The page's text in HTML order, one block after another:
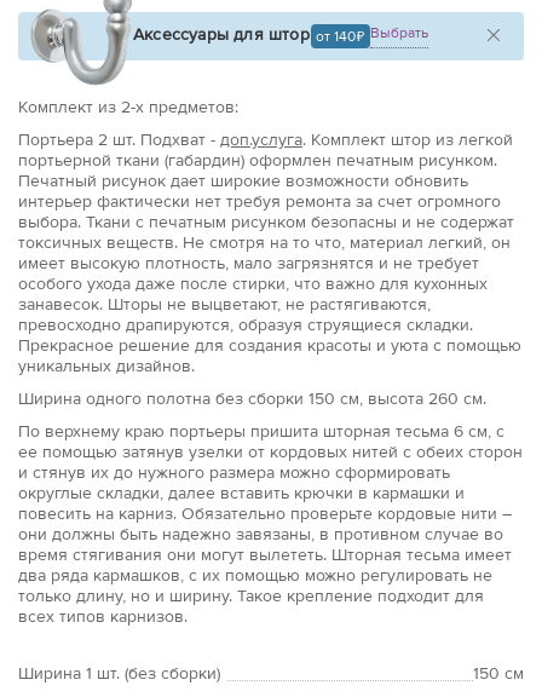
Аксессуары для штор от 140 Выбрать
Комплект из 2-х предметов:
Портьера 2 шт. Подхват - доп.услуга. Комплект штор из легкой
портьерной ткани (габардин) оформлен печатным рисунком.
Печатный рисунок дает широкие возможности обновить
интерьер фактически нет требуя ремонта за счет огромного
выбора. Ткани с печатным рисунком безопасны и не содержат
токсичных веществ. Не смотря на то что, материал легкий, он
имеет высокую плотность, мало загрязнятся и не требует
особого ухода даже после стирки, что важно для кухонных
занавесок. Шторы не выцветают, не растягиваются,
превосходно драпируются, образуя струящиеся складки.
Прекрасное решение для создания красоты и уюта с помощью
уникальных дизайнов.
Ширина одного полотна без сборки 150 см, высота 260 см.
По верхнему краю портьеры пришита шторная тесьма 6 см, с
ее помощью затянув узелки от кордовых нитей с обеих сторон
и стянув их до нужного размера можно сформировать
округлые складки, далее вставить крючки в кармашки и
повесить на карниз. Обязательно проверьте кордовые нити –
они должны быть надежно завязаны, в противном случае во
время стягивания они могут вылететь. Шторная тесьма имеет
два ряда кармашков, с их помощью можно регулировать не
только длину, но и ширину. Такое крепление подходит для
всех типов карнизов.
Ширина 1 шт. (без сборки)
150 см